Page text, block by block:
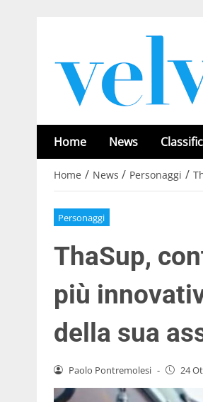
Home News
Home / News / Personaggi /
Personaggi
ThaSup,
più
della sua
Paolo Pontremolesi - 24